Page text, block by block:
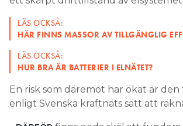
LÄS OCKSÅ:
HUR BRA ÄR BATTERIER I ELNÄTET?
En risk som däremot har ökat är den
enligt Svenska kraftnäts sätt att
kan ta mer hänsyn till flexibilitet. Vi
eftersom få mer data kring detta,
påverka hur risken för effektbrist bör